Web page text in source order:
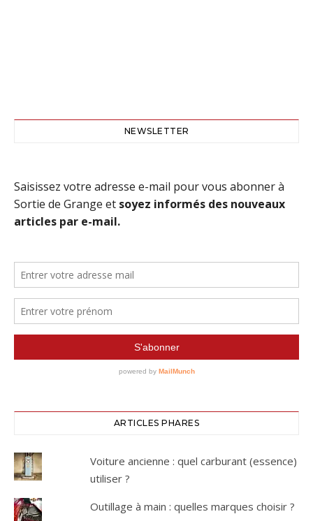
NEWSLETTER
ARTICLES PHARES
Voiture ancienne : quel carburant (essence)
utiliser ?
Outillage à main : quelles marques choisir ?